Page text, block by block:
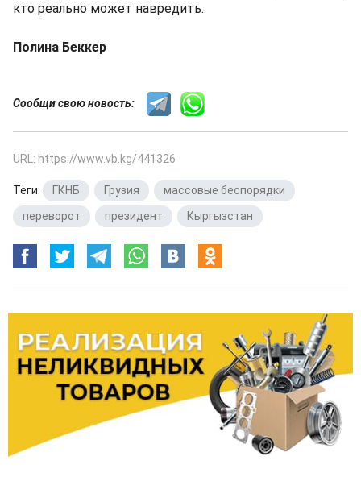
кто реально может навредить.
Полина Беккер
Сообщи свою новость:
URL: https://www.vb.kg/441326
Теги: ГКНБ Грузия массовые беспорядки
переворот
президент Кыргызстан